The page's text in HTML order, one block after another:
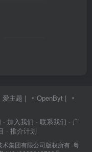
爱主题 | OpenByt |
· 加入我们 · 联系我们 · 广
· 推介计划
术集团有限公司版权所有·粤